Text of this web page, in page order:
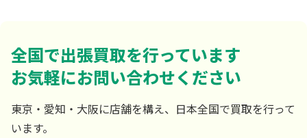
全国で出張買取を行っています
お気軽にお問い合わせください
東京・愛知・大阪に店舗を構え、日本全国で買取を行って
います。